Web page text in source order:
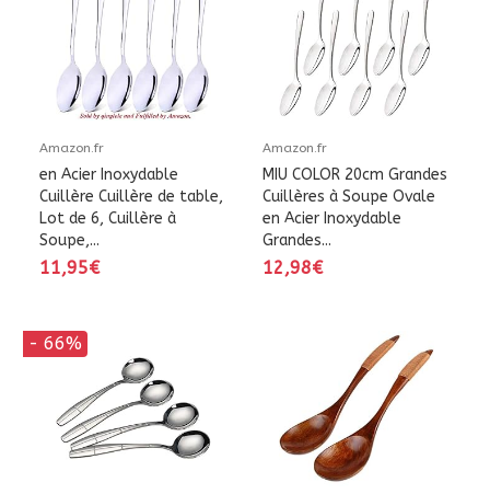
Amazon.fr
en Acier Inoxydable
Cuillère Cuillère de table,
Lot de 6, Cuillère à
Soupe,...
11,95€
Amazon.fr
MIU COLOR 20cm Grandes
Cuillères à Soupe Ovale
en Acier Inoxydable
Grandes...
12,98€
- 66%